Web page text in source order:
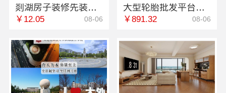
剡湖房子装修先装后付，浙江宜美嘉装饰工程有限公司资金安
￥12.05 08-06
大型轮胎批发平台教程——湖北省腾冠畅实业贸易有限公司
￥891.32 08-06